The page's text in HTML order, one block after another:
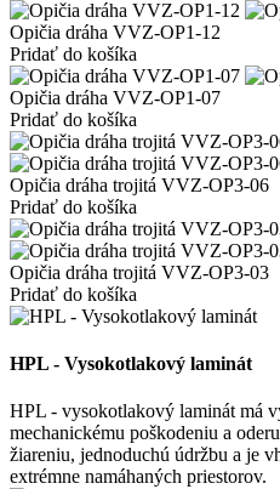
Opičia dráha VVZ-OP1-12
Pridať do košíka
Opičia dráha VVZ-OP1-07
Pridať do košíka
Opičia dráha trojitá VVZ-OP3-06
Pridať do košíka
Opičia dráha trojitá VVZ-OP3-03
Pridať do košíka
HPL - Vysokotlakový laminát
HPL - vysokotlakový laminát má
mechanickému poškodeniu a
žiareniu, jednoduchú údržbu a je
extrémne namáhaných priestorov.